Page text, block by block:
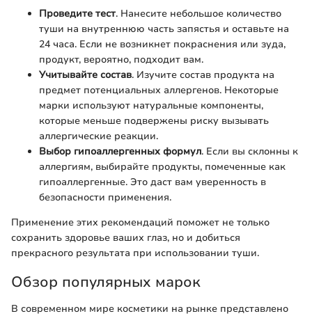
Проведите тест. Нанесите небольшое количество
туши на внутреннюю часть запястья и оставьте на
24 часа. Если не возникнет покраснения или зуда,
продукт, вероятно, подходит вам.
Учитывайте состав. Изучите состав продукта на
предмет потенциальных аллергенов. Некоторые
марки используют натуральные компоненты,
которые меньше подвержены риску вызывать
аллергические реакции.
Выбор гипоаллергенных формул. Если вы склонны к
аллергиям, выбирайте продукты, помеченные как
гипоаллергенные. Это даст вам уверенность в
безопасности применения.
Применение этих рекомендаций поможет не только
сохранить здоровье ваших глаз, но и добиться
прекрасного результата при использовании туши.
Обзор популярных марок
В современном мире косметики на рынке представлено